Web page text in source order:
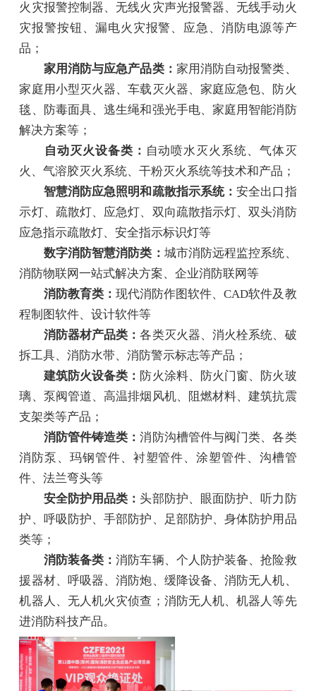
火灾报警控制器、无线火灾声光报警器、无线手动火
灾报警按钮、漏电火灾报警、应急、消防电源等产
品；
家用消防与应急产品类： 家用消防自动报警类、
家庭用小型灭火器、车载灭火器、家庭应急包、防火
毯、防毒面具、逃生绳和强光手电、家庭用智能消防
解决方案等；
自动灭火设备类： 自动喷水灭火系统、气体灭
火、气溶胶灭火系统、干粉灭火系统等技术和产品；
智慧消防应急照明和疏散指示系统：安全出口指
示灯、疏散灯、应急灯、双向疏散指示灯、双头消防
应急指示疏散灯、安全指示标识灯等
数字消防智慧消防类： 城市消防远程监控系统、
消防物联网一站式解决方案、企业消防联网等
消防教育类： 现代消防作图软件、CAD软件及教
程制图软件、设计软件等
消防器材产品类：各类灭火器、消火栓系统、破
拆工具、消防水带、消防警示标志等产品；
建筑防火设备类： 防火涂料、防火门窗、防火玻
璃、泵阀管道、高温排烟风机、阻燃材料、建筑抗震
支架类等产品；
消防管件铸造类：消防沟槽管件与阀门类、各类
消防泵、玛钢管件、衬塑管件、涂塑管件、沟槽管
件、法兰弯头等
安全防护用品类： 头部防护、眼面防护、听力防
护、呼吸防护、手部防护、足部防护、身体防护用品
类等；
消防装备类：消防车辆、个人防护装备、抢险救
援器材、呼吸器、消防炮、缓降设备、消防无人机、
机器人、无人机火灾侦查；消防无人机、机器人等先
进消防科技产品。